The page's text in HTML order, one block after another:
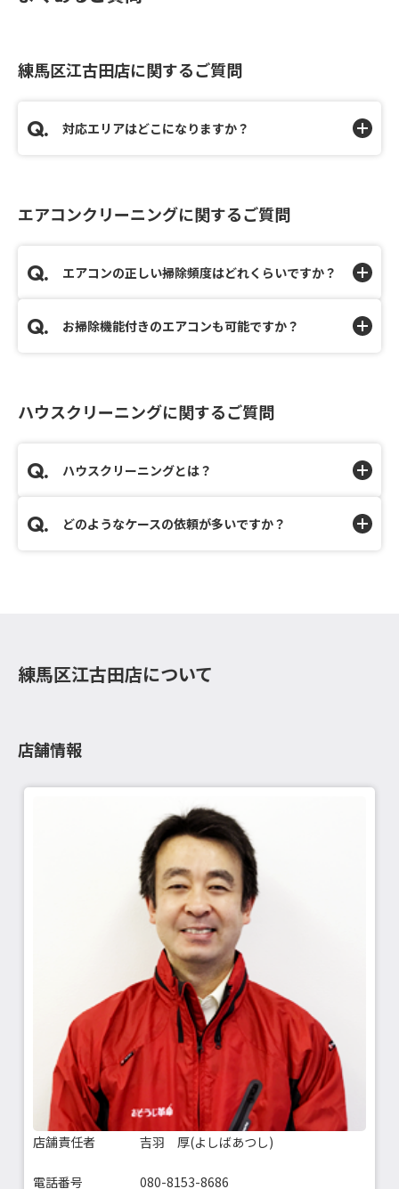
練馬区江古田店に関するご質問
対応エリアはどこになりますか？
エアコンクリーニングに関するご質問
エアコンの正しい掃除頻度はどれくらいですか？
お掃除機能付きのエアコンも可能ですか？
ハウスクリーニングに関するご質問
ハウスクリーニングとは？
どのようなケースの依頼が多いですか？
練馬区江古田店について
店舗情報
店舗責任者 吉羽 厚(よしばあつし)
電話番号 080-8153-8686